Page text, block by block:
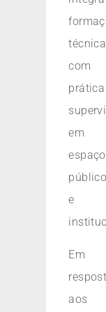
técnica
com
prática
em
e
Em
aos